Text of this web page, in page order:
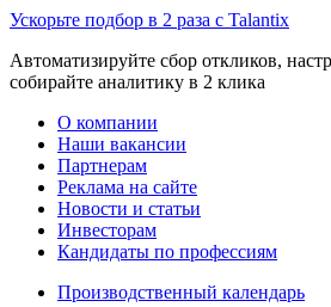
Ускорьте подбор в 2 раза с Talantix
Автоматизируйте сбор откликов,
собирайте аналитику в 2 клика
О компании
Наши вакансии
Партнерам
Реклама на сайте
Новости и статьи
Инвесторам
Кандидаты по профессиям
Производственный календарь